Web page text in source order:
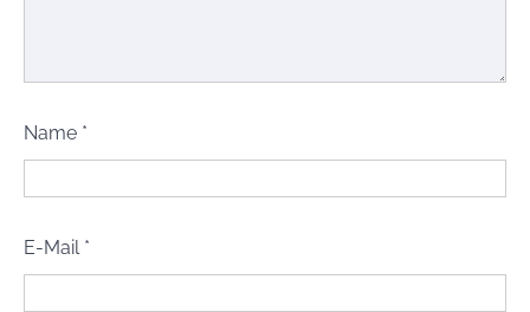
Name *
E-Mail *